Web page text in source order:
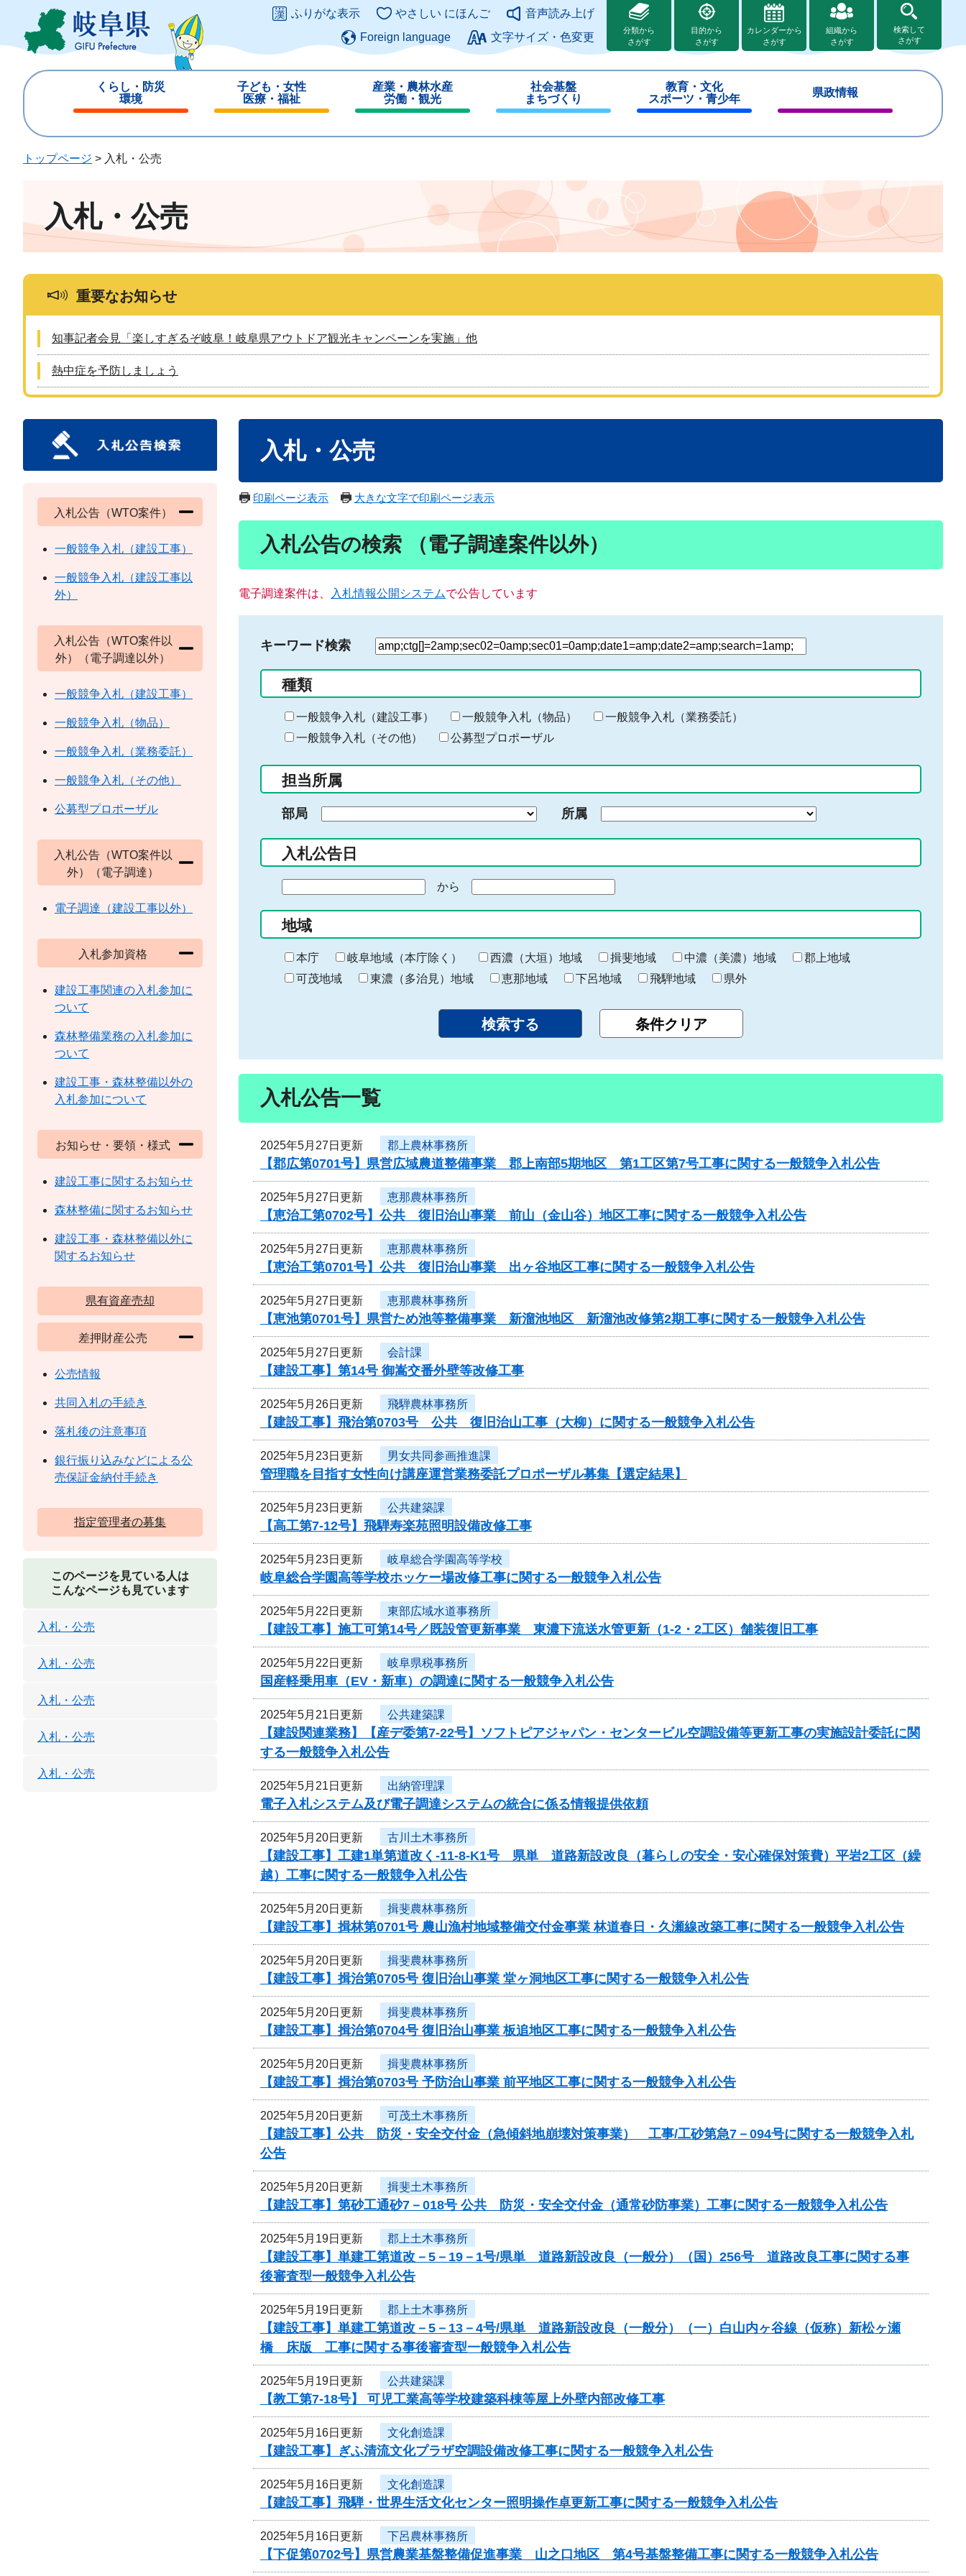
ジ
ュ
このページの本文へ
ふりがな表示 やさしい にほんご
音声読み上げ
Foreign language
文字サイズ・色変更
分類から
さがす
目的から
さがす
カレンダーから
さがす
組織から
さがす
検索して
さがす
くらし・防災
環境
じ
子ども・女性
医療・福祉
じ
産業・農林水産
労働・観光
じ
社会基盤
まちづくり
じ
教育・文化
スポーツ・青少年
じ
県政情報
じ
トップページ > 入札・公売
入札・公売
重要なお知らせ
知事記者会見「楽しすぎるぞ岐阜！岐阜県アウトドア観光キャンペーンを実施」他
熱中症を予防しましょう
入札・公売
印刷ページ表示 大きな文字で印刷ページ表示
入札公告の検索 （電子調達案件以外）
電子調達案件は、 入札情報公開システムで公告しています
キーワード検索
検
る
キ
ー
ー
入
力
種類
一般競争入札（建設工事） 一般競争入札（物品）
一般競争入札（業務委託）
一般競争入札（その他）
公募型プロポーザル
担当所属
部局 所属
入札公告日
の
始
ま
り
から
終
わ
り
地域
本庁 岐阜地域（本庁除く） 西濃（大垣）地域 揖斐地域 中濃（美濃）地域
郡上地域
可茂地域
東濃（多治見）地域 恵那地域 下呂地域 飛騨地域 県外
入札公告一覧
2025年5月27日更新 郡上農林事務所
【郡広第0701号】県営広域農道整備事業 郡上南部5期地区 第1工区第7号工事に関する一般競争入札公告
2025年5月27日更新 恵那農林事務所
【恵治工第0702号】公共 復旧治山事業 前山（金山谷）地区工事に関する一般競争入札公告
2025年5月27日更新 恵那農林事務所
【恵治工第0701号】公共 復旧治山事業 出ヶ谷地区工事に関する一般競争入札公告
2025年5月27日更新 恵那農林事務所
【恵池第0701号】県営ため池等整備事業 新溜池地区 新溜池改修第2期工事に関する一般競争入札公告
2025年5月27日更新 会計課
【建設工事】第14号 御嵩交番外壁等改修工事
2025年5月26日更新 飛騨農林事務所
【建設工事】飛治第0703号 公共 復旧治山工事（大柳）に関する一般競争入札公告
2025年5月23日更新 男女共同参画推進課
管理職を目指す女性向け講座運営業務委託プロポーザル募集【選定結果】
2025年5月23日更新 公共建築課
【高工第7-12号】飛騨寿楽苑照明設備改修工事
2025年5月23日更新 岐阜総合学園高等学校
岐阜総合学園高等学校ホッケー場改修工事に関する一般競争入札公告
2025年5月22日更新 東部広域水道事務所
【建設工事】施工可第14号／既設管更新事業 東濃下流送水管更新（1-2・2工区）舗装復旧工事
2025年5月22日更新 岐阜県税事務所
国産軽乗用車（EV・新車）の調達に関する一般競争入札公告
2025年5月21日更新 公共建築課
【建設関連業務】【産デ委第7-22号】ソフトピアジャパン・センタービル空調設備等更新工事の実施設計委託に関
する一般競争入札公告
2025年5月21日更新 出納管理課
電子入札システム及び電子調達システムの統合に係る情報提供依頼
2025年5月20日更新 古川土木事務所
【建設工事】工建1単第道改く-11-8-K1号 県単 道路新設改良（暮らしの安全・安心確保対策費）平岩2工区（繰
越）工事に関する一般競争入札公告
2025年5月20日更新 揖斐農林事務所
【建設工事】揖林第0701号 農山漁村地域整備交付金事業 林道春日・久瀬線改築工事に関する一般競争入札公告
2025年5月20日更新 揖斐農林事務所
【建設工事】揖治第0705号 復旧治山事業 堂ヶ洞地区工事に関する一般競争入札公告
2025年5月20日更新 揖斐農林事務所
【建設工事】揖治第0704号 復旧治山事業 板追地区工事に関する一般競争入札公告
2025年5月20日更新 揖斐農林事務所
【建設工事】揖治第0703号 予防治山事業 前平地区工事に関する一般競争入札公告
2025年5月20日更新 可茂土木事務所
【建設工事】公共 防災・安全交付金（急傾斜地崩壊対策事業） 工事/工砂第急7－094号に関する一般競争入札
公告
2025年5月20日更新 揖斐土木事務所
【建設工事】第砂工通砂7－018号 公共 防災・安全交付金（通常砂防事業）工事に関する一般競争入札公告
2025年5月19日更新 郡上土木事務所
【建設工事】単建工第道改－5－19－1号/県単 道路新設改良（一般分）（国）256号 道路改良工事に関する事
後審査型一般競争入札公告
2025年5月19日更新 郡上土木事務所
【建設工事】単建工第道改－5－13－4号/県単 道路新設改良（一般分）（一）白山内ヶ谷線（仮称）新松ヶ瀬
橋 床版 工事に関する事後審査型一般競争入札公告
2025年5月19日更新 公共建築課
【教工第7-18号】 可児工業高等学校建築科棟等屋上外壁内部改修工事
2025年5月16日更新 文化創造課
【建設工事】ぎふ清流文化プラザ空調設備改修工事に関する一般競争入札公告
2025年5月16日更新 文化創造課
【建設工事】飛騨・世界生活文化センター照明操作卓更新工事に関する一般競争入札公告
2025年5月16日更新 下呂農林事務所
【下促第0702号】県営農業基盤整備促進事業 山之口地区 第4号基盤整備工事に関する一般競争入札公告
入札公告（WTO案件）
一般競争入札（建設工事）
一般競争入札（建設工事以
外）
入札公告（WTO案件以
外）（電子調達以外）
一般競争入札（建設工事）
一般競争入札（物品）
一般競争入札（業務委託）
一般競争入札（その他）
公募型プロポーザル
入札公告（WTO案件以
外）（電子調達）
電子調達（建設工事以外）
入札参加資格
建設工事関連の入札参加に
ついて
森林整備業務の入札参加に
ついて
建設工事・森林整備以外の
入札参加について
お知らせ・要領・様式
建設工事に関するお知らせ
森林整備に関するお知らせ
建設工事・森林整備以外に
関するお知らせ
県有資産売却
差押財産公売
公売情報
共同入札の手続き
落札後の注意事項
銀行振り込みなどによる公
売保証金納付手続き
指定管理者の募集
このページを見ている人は
こんなページも見ています
入札・公売
入札・公売
入札・公売
入札・公売
入札・公売